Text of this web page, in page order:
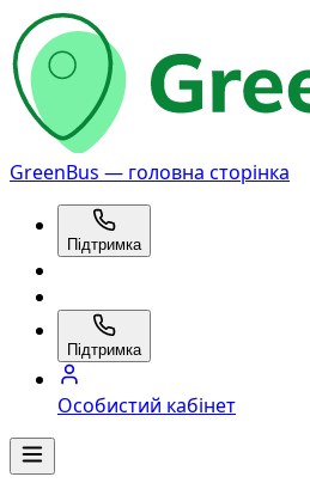
GreenBus — головна сторінка
Підтримка
Підтримка
Особистий кабінет